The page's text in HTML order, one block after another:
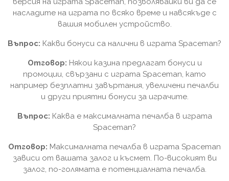
насладите на играта по всяко време и навсякъде с
вашия мобилен устройство.
Въпрос: Какви бонуси са налични в играта Spaceman?
Отговор: Някои казина предлагат бонуси и
промоции, свързани с играта Spaceman, като
например безплатни завъртания, увеличени печалби
и други приятни бонуси за играчите.
Въпрос: Каква е максималната печалба в играта
Spaceman?
Отговор: Максималната печалба в играта Spaceman
зависи от вашата залог и късмет. По-високият ви
залог, по-голямата е потенциалната печалба.